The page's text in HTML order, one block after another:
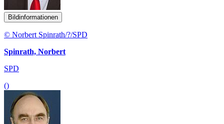
Bildinformationen
© Norbert Spinrath/?/SPD
Spinrath, Norbert
SPD
()